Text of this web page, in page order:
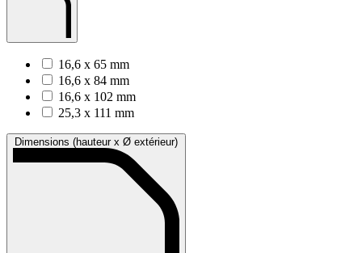
16,6 x 65 mm
16,6 x 84 mm
16,6 x 102 mm
25,3 x 111 mm
Dimensions (hauteur x Ø extérieur)